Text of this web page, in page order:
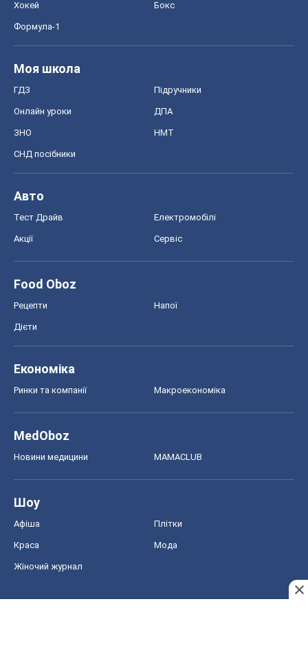
Хокей Бокс
Формула-1
Моя школа
ГДЗ Підручники
Онлайн уроки ДПА
ЗНО НМТ
СНД посібники
Авто
Тест Драйв Електромобілі
Акції Сервіс
Food Oboz
Рецепти Напої
Дієти
Економіка
Ринки та компанії Макроекономіка
MedOboz
Новини медицини MAMACLUB
Шоу
Афіша Плітки
Краса Мода
Жіночий журнал